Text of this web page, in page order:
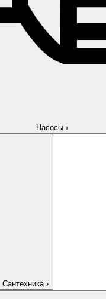
Насосы ›
Сантехника ›